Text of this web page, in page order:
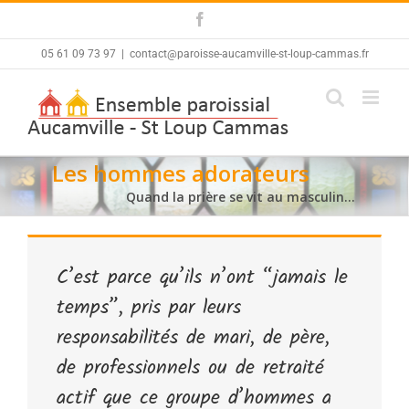
content
05 61 09 73 97 contact@paroisse-aucamville-st-loup-cammas.fr
Quand la prière se vit au masculin…
Les hommes adorateurs
C’est parce qu’ils n’ont “jamais le
temps”, pris par leurs
responsabilités de mari, de père,
de professionnels ou de retraité
actif que ce groupe d’hommes a